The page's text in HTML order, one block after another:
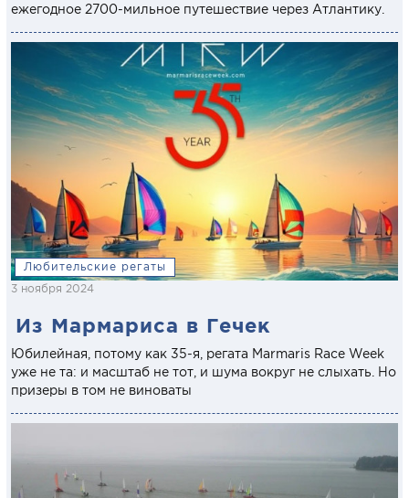
ежегодное 2700-мильное путешествие через Атлантику.
Любительские регаты
3 ноября 2024
Из Мармариса в Гечек
Юбилейная, потому как 35-я, регата Marmaris Race Week
уже не та: и масштаб не тот, и шума вокруг не слыхать. Но
призеры в том не виноваты